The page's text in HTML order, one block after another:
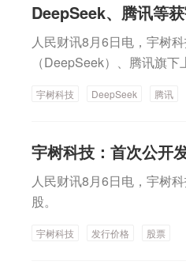
限公司、天翼资本控股有
战略合作关系或长期合作
期为12个月， DeepSeek
科技（上海）有限公司首
并上市之日起12个月（以
1.22亿元，限售期为24个
核心员工掏2.7亿元参与配
人参与，限售期12个月，
傅风华认购金额均为700
州宏丰：上半年净利润
全：上半年净利润同比下
2.7亿元，同比大幅减亏
经营合同。松原安全：全
新材：拟3000万元—6000
减持不超1.994%股份。济
超18.1万股。昂立教育：
牌转让东电化公司37%股权。
DeepSeek、腾讯等
人民财讯8月6日电，宇树
（DeepSeek）、腾讯旗
团有限公司、天翼资本控股
宇树科技 DeepSeek 腾讯
宇树科技：首次公开
人民财讯8月6日电，宇树
股。
宇树科技 发行价格 股票